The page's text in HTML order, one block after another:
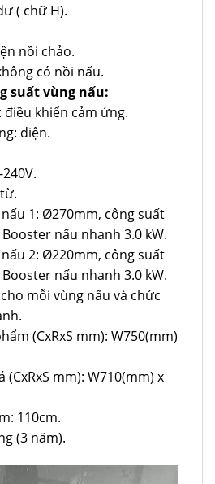
( chữ H).
nồi chảo.
có nồi nấu.
suất vùng nấu:
điều khiển cảm ứng.
điện.
1: Ø270mm, công suất
nấu nhanh 3.0 kW.
2: Ø220mm, công suất
nấu nhanh 3.0 kW.
mỗi vùng nấu và chức
(CxRxS mm): W750(mm)
mm): W710(mm) x
110cm.
(3 năm).